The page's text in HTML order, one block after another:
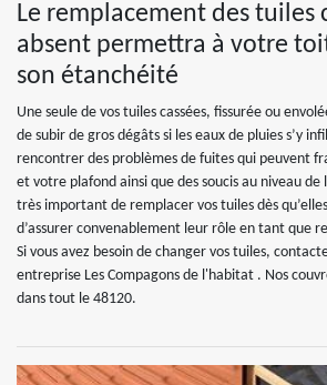
Le remplacement des tuiles
absent permettra à votre
son étanchéité
Une seule de vos tuiles cassées, fissurée ou
de subir de gros dégâts si les eaux de pluies s’y
rencontrer des problèmes de fuites qui peuvent
et votre plafond ainsi que des soucis au niveau de
très important de remplacer vos tuiles dès
d’assurer convenablement leur rôle en tant que
Si vous avez besoin de changer vos tuiles,
entreprise Les Compagons de l'habitat . Nos
dans tout le 48120.